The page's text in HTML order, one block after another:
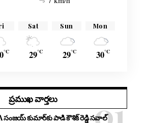
°C
Sat
29°C
Sun
29°C
Mon
30°C
ప్రముఖ వార్తలు
సంజయ్ కుమార్‌కు పాడి కౌశిక్ రెడ్డి సవాల్